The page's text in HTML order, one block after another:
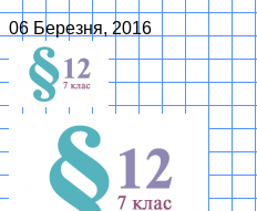
06 Березня, 2016